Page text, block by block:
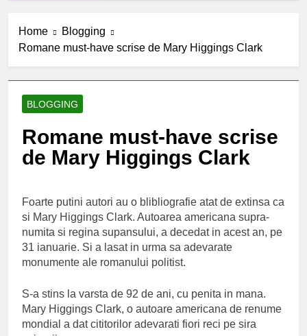
Lucruri esentiale
invatate de la copilul
meu
Donald Trump
6 Ani Ago
Earthing sau
beneficiile contactului
Este posibil sa ne
iertam?
6 Ani Ago
Home
Blogging
Romane must-have scrise de Mary Higgings Clark
BLOGGING
Romane must-have scrise
de Mary Higgings Clark
Foarte putini autori au o blibliografie atat de extinsa ca
si Mary Higgings Clark. Autoarea americana supra-
numita si regina supansului, a decedat in acest an, pe
31 ianuarie. Si a lasat in urma sa adevarate
monumente ale romanului politist.
S-a stins la varsta de 92 de ani, cu penita in mana.
Mary Higgings Clark, o autoare americana de renume
mondial a dat cititorilor adevarati fiori reci pe sira